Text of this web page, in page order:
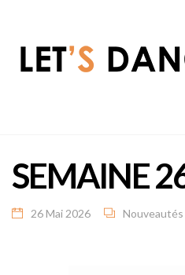
SEMAINE
26 Mai 2026 Nouveautés